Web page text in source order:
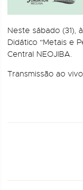
Neste sábado (31),
Didático "Metais e
Central NEOJIBA.
Transmissão ao